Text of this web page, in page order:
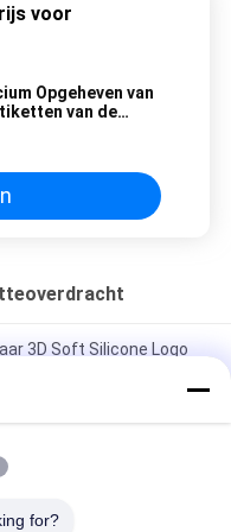
voor
Opgeheven van
van de
3D Soft Silicone Logo
Wasbaar 3D Soft
Badge
for?